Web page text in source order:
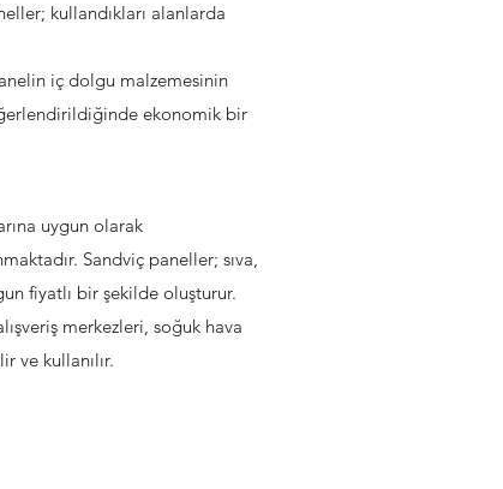
uygun olarak
Sandviç paneller; sıva,
fiyatlı bir şekilde oluşturur.
merkezleri, soğuk hava
ve kullanılır.
kullandıkları alanlarda
iç dolgu malzemesinin
ekonomik bir